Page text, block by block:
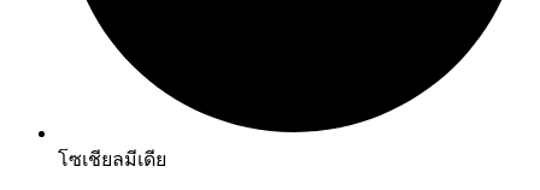
โซเชียลมีเดีย